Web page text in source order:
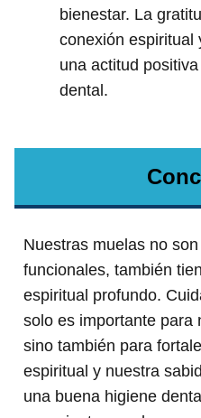
bienestar. La
conexión espiritual
una actitud
dental.
Nuestras muelas no
funcionales, también
espiritual profundo.
solo es importante para
sino también para
espiritual y nuestra
una buena higiene